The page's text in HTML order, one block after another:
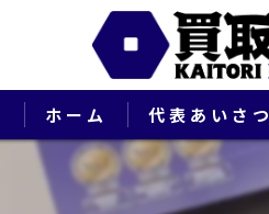
ホーム 代表あいさつ